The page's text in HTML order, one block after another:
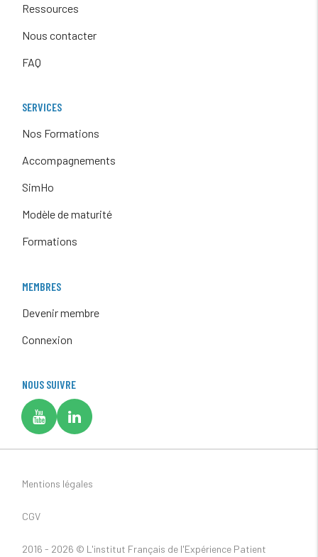
Ressources
Nous contacter
FAQ
SERVICES
Nos Formations
Accompagnements
SimHo
Modèle de maturité
Formations
MEMBRES
Devenir membre
Connexion
NOUS SUIVRE
Mentions légales
CGV
2016 - 2026 © L'institut Français de l'Expérience Patient